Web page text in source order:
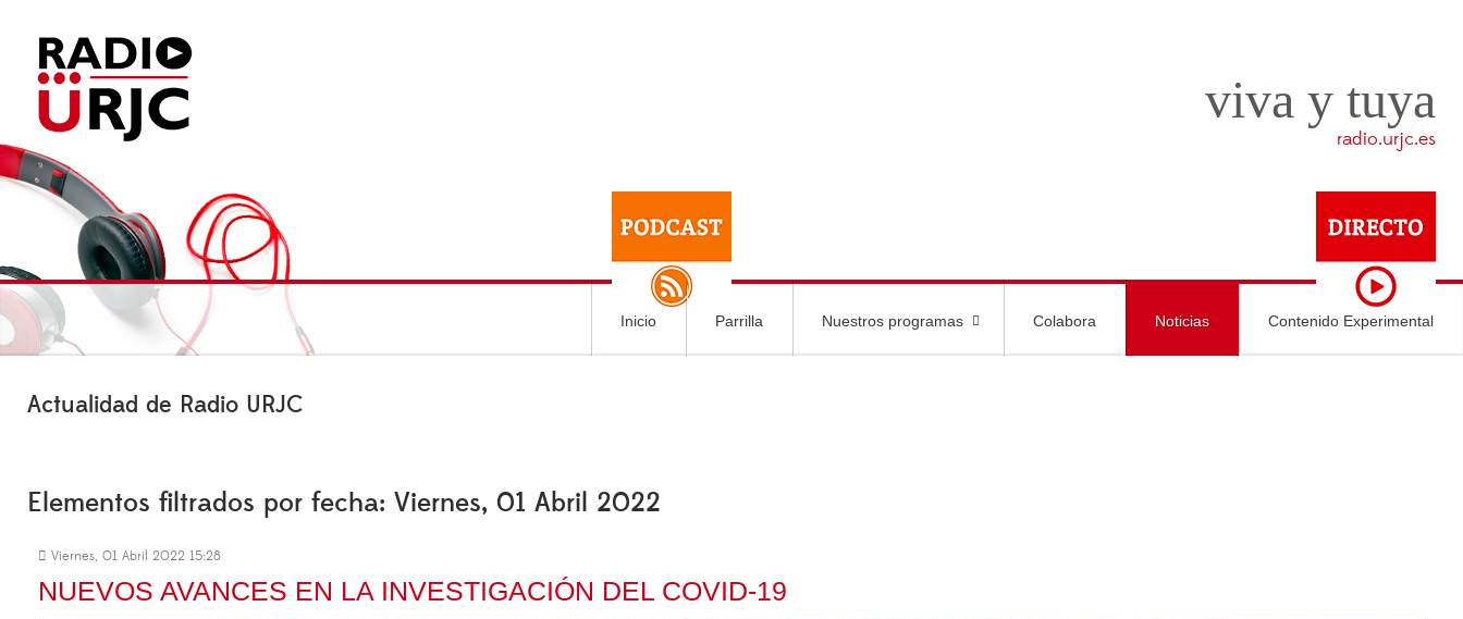
viva y tuya
radio.urjc.es
Inicio Parrilla Nuestros programas Colabora Noticias Contenido Experimental
Actualidad de Radio URJC
Elementos filtrados por fecha: Viernes, 01 Abril 2022
Viernes, 01 Abril 2022 15:28
NUEVOS AVANCES EN LA INVESTIGACIÓN DEL COVID-19